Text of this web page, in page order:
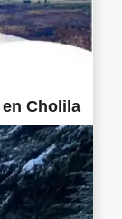
Cholila